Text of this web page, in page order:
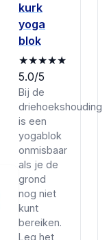
kurk
yoga
blok
★★★★★
5.0/5
Bij de
driehoekshouding
is een
yogablok
onmisbaar
als je de
grond
nog niet
kunt
bereiken.
Leg het